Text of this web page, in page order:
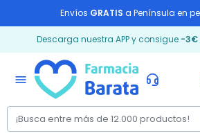
Envíos GRATIS a Península en
Descarga nuestra APP y consigue -3€
menu